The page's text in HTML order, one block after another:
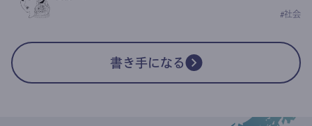
#社会
書き手になる